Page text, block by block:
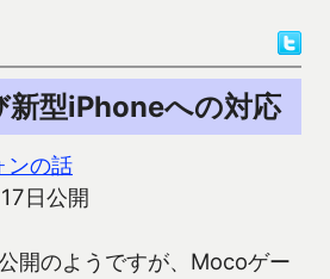
新型iPhoneへの対応
ンの話
日公開
開のようですが、Mocoゲー